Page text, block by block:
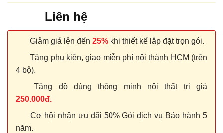
Liên hệ
Giảm giá lên đến 25% khi thiết kế lắp đặt trọn gói.
Tặng phụ kiện, giao miễn phí nội thành HCM (trên
4 bộ).
Tặng đồ dùng thông minh nội thất trị giá
250.000đ.
Cơ hội nhận ưu đãi 50% Gói dịch vụ Bảo hành 5
năm.